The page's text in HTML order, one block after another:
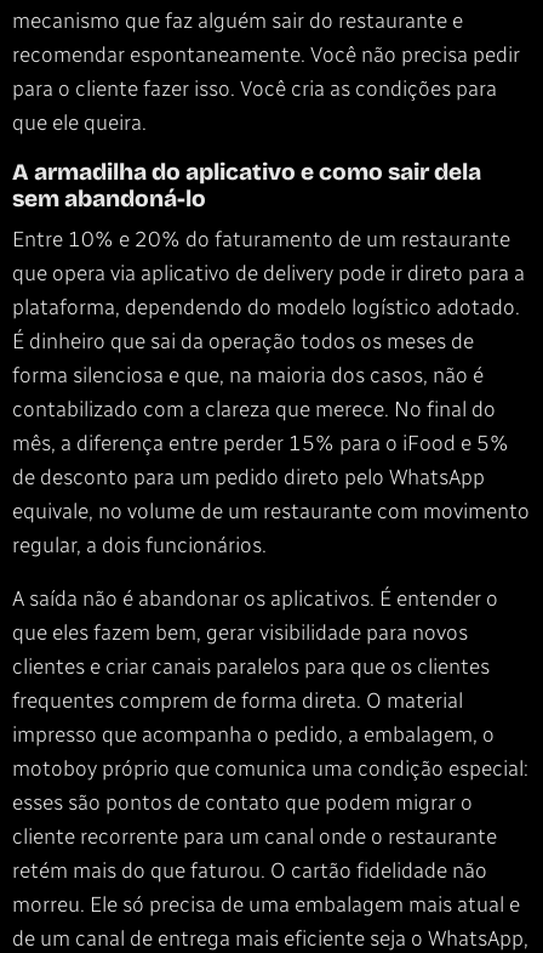
mecanismo que faz alguém sair do restaurante e
recomendar espontaneamente. Você não precisa pedir
para o cliente fazer isso. Você cria as condições para
que ele queira.
A armadilha do aplicativo e como sair dela
sem abandoná-lo
Entre 10% e 20% do faturamento de um restaurante
que opera via aplicativo de delivery pode ir direto para a
plataforma, dependendo do modelo logístico adotado.
É dinheiro que sai da operação todos os meses de
forma silenciosa e que, na maioria dos casos, não é
contabilizado com a clareza que merece. No final do
mês, a diferença entre perder 15% para o iFood e 5%
de desconto para um pedido direto pelo WhatsApp
equivale, no volume de um restaurante com movimento
regular, a dois funcionários.
A saída não é abandonar os aplicativos. É entender o
que eles fazem bem, gerar visibilidade para novos
clientes e criar canais paralelos para que os clientes
frequentes comprem de forma direta. O material
impresso que acompanha o pedido, a embalagem, o
motoboy próprio que comunica uma condição especial:
esses são pontos de contato que podem migrar o
cliente recorrente para um canal onde o restaurante
retém mais do que faturou. O cartão fidelidade não
morreu. Ele só precisa de uma embalagem mais atual e
de um canal de entrega mais eficiente seja o WhatsApp,